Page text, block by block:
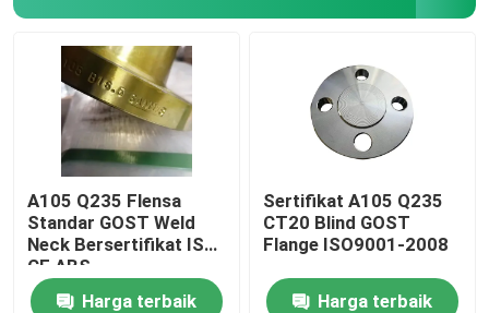
A105 Q235 Flensa
Standar GOST Weld
Neck Bersertifikat ISO
CE ABS
Harga terbaik
Sertifikat A105 Q235
CT20 Blind GOST
Flange ISO9001-2008
Harga terbaik